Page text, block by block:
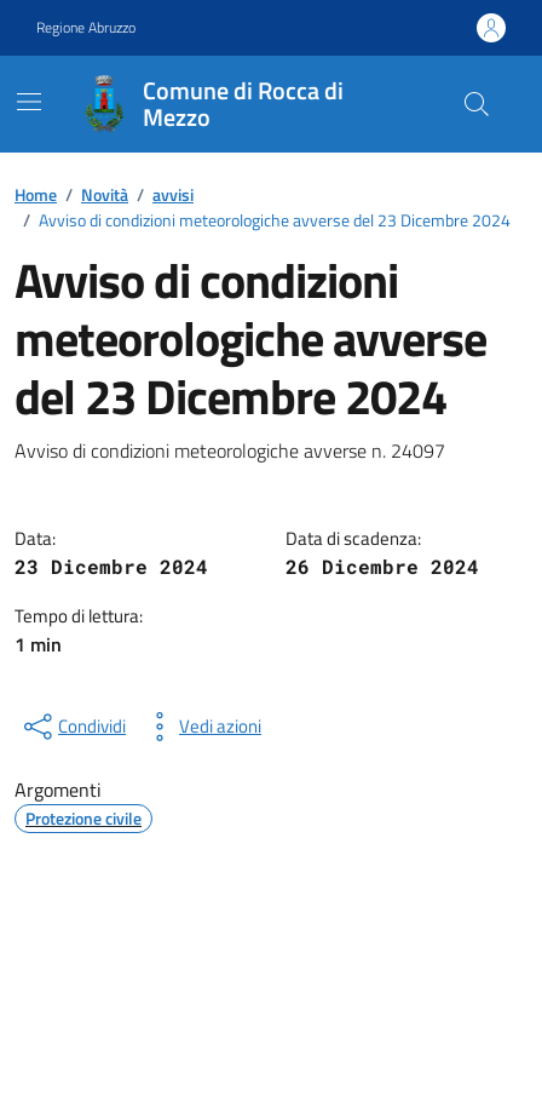
Regione Abruzzo
Comune di Rocca di
Mezzo
Contenuti in evidenza
Home / Novità / avvisi
/ Avviso di condizioni meteorologiche avverse del 23 Dicembre 2024
Avviso di condizioni
meteorologiche avverse
del 23 Dicembre 2024
Dettagli della notizia
Avviso di condizioni meteorologiche avverse n. 24097
Data:
23 Dicembre 2024
Data di scadenza:
26 Dicembre 2024
Tempo di lettura:
1 min
Condividi Vedi azioni
Argomenti
Protezione civile